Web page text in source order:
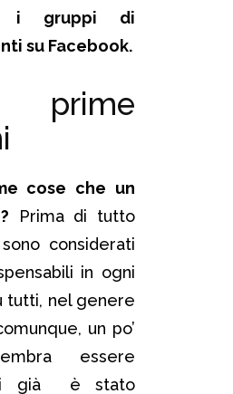
i gruppi di
su Facebook.
cose che un
Prima di tutto
considerati
in ogni
tutti, nel genere
un po’
essere
già è stato